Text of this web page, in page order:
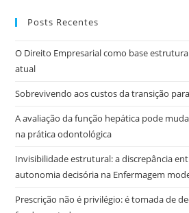
Posts Recentes
O Direito Empresarial como base
atual
Sobrevivendo aos custos da transição
A avaliação da função hepática pode
na prática odontológica
Invisibilidade estrutural: a discrepância
autonomia decisória na Enfermagem
Prescrição não é privilégio: é tomada de